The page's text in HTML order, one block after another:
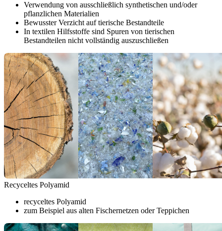
Verwendung von ausschließlich synthetischen und/oder
pflanzlichen Materialien
Bewusster Verzicht auf tierische Bestandteile
In textilen Hilfsstoffe sind Spuren von tierischen
Bestandteilen nicht vollständig auszuschließen
Recyceltes Polyamid
recyceltes Polyamid
zum Beispiel aus alten Fischernetzen oder Teppichen